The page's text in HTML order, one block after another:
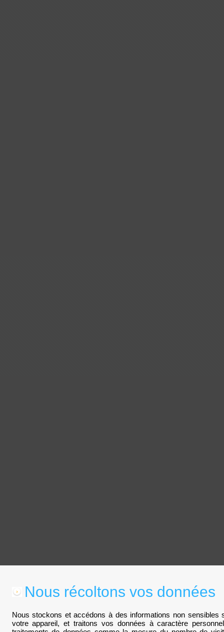
Nous récoltons vos données
Nous stockons et accédons à des informations non
votre appareil, et traitons vos données à caractère